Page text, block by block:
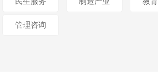
管理咨询